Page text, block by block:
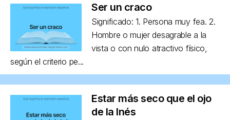
Ser un craco
Significado: 1. Persona muy fea. 2.
Hombre o mujer desagrable a la
vista o con nulo atractivo físico,
según el criterio pe...
Estar más seco que el ojo
de la Inés